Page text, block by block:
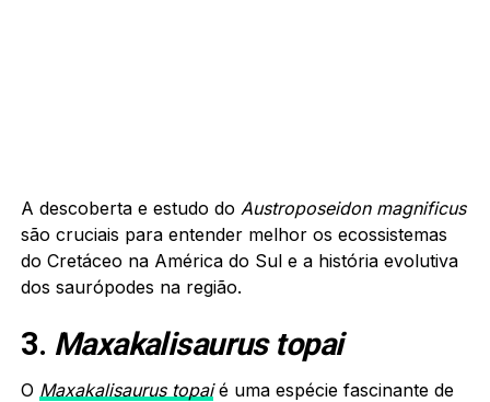
A descoberta e estudo do Austroposeidon magnificus
são cruciais para entender melhor os ecossistemas
do Cretáceo na América do Sul e a história evolutiva
dos saurópodes na região.
3. Maxakalisaurus topai
O Maxakalisaurus topaié uma espécie fascinante de